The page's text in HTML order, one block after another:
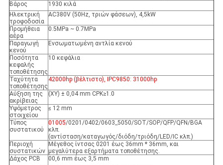
Βάρος
1930 κιλά
Ηλεκτρική
τροφοδοσία
AC380V (50Hz, τριών φάσεων), 4,5kW
Προμήθεια
αέρα
0.5MPa ~ 0.7MPa
Παραγωγή
κενού
Ενσωματωμένη αντλία κενού
Ποσότητα
κεφαλής
τοποθέτησης
10 κεφάλια
Ταχύτητα
τοποθέτησης
42000hp (βέλτιστο), IPC9850: 31000hp
Αύξηση της
ακρίβειας
(XY) ± 0,04 mm CPK≥1.0
Υψόμετρος
στοιχείου
≤ 12 mm
Τύπος
συστατικού
01005/0201/0402/0603_5050/SOT/SOP/QFP/QFN/BGA
κλπ.
(αντίσταση/καταγωγός/διόδη/τριόδη/LED/IC κλπ.)
Περιοχή
συστατικών
Μέγεθος ίντσας 0201 έως 36mm * 36mm, και
μεγαλύτερα εξαρτήματα τοποθέτησης.
Δάχος PCB
00,6 mm έως 3,5 mm